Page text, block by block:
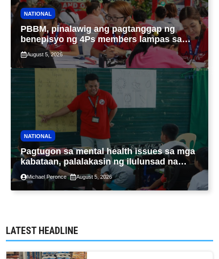
NATIONAL
PBBM, pinalawig ang pagtanggap ng
benepisyo ng 4Ps members lampas sa
maximum 7-year-period
August 5, 2026
NATIONAL
Pagtugon sa mental health issues sa mga
kabataan, palalakasin ng ilulunsad na
‘Tara, Usap!’ program ng DSWD
Michael Peronce August 5, 2026
LATEST HEADLINE